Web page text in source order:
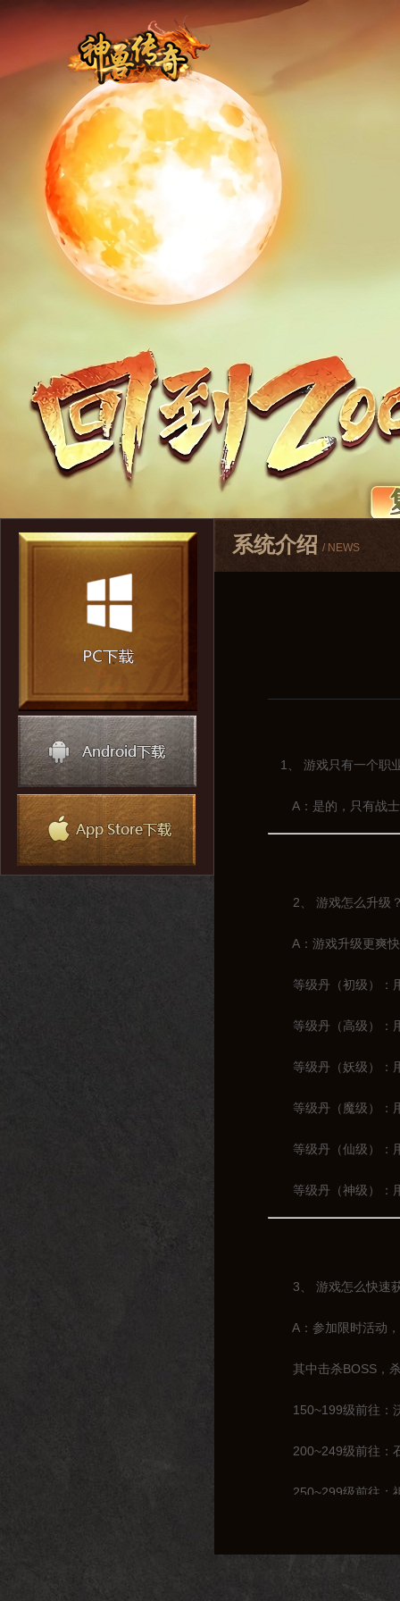
系统介绍 / NEWS
1、 游戏只有一个职
A：是的，只有战士
2、 游戏怎么升级
A：游戏升级更爽快
等级丹（初级）：
等级丹（高级）：
等级丹（妖级）：
等级丹（魔级）：
等级丹（仙级）：
等级丹（神级）：
3、 游戏怎么快速
A：参加限时活动，
其中击杀BOSS，杀
150~199级前往：沃
200~249级前往：石
250~299级前往：祖